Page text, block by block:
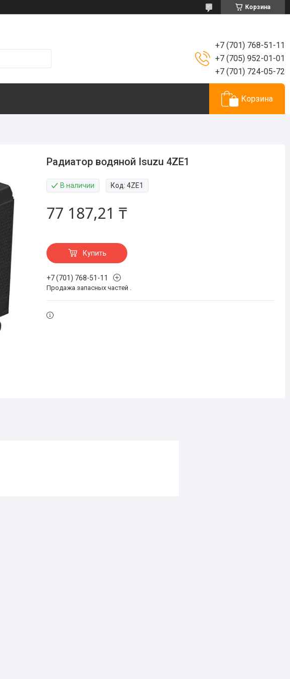
Корзина
+7 (701) 768-51-11
+7 (705) 952-01-01
+7 (701) 724-05-72
Корзина
Радиатор водяной Isuzu 4ZE1
В наличии Код:4ZE1
77 187,21 ₸
Купить
+7 (701) 768-51-11
Продажа запасных частей .